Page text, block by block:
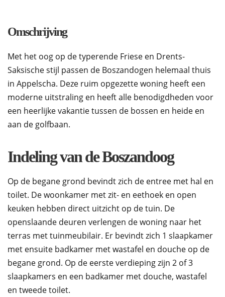
Omschrijving
Met het oog op de typerende Friese en Drents-
Saksische stijl passen de Boszandogen helemaal thuis
in Appelscha. Deze ruim opgezette woning heeft een
moderne uitstraling en heeft alle benodigdheden voor
een heerlijke vakantie tussen de bossen en heide en
aan de golfbaan.
Indeling van de Boszandoog
Op de begane grond bevindt zich de entree met hal en
toilet. De woonkamer met zit- en eethoek en open
keuken hebben direct uitzicht op de tuin. De
openslaande deuren verlengen de woning naar het
terras met tuinmeubilair. Er bevindt zich 1 slaapkamer
met ensuite badkamer met wastafel en douche op de
begane grond. Op de eerste verdieping zijn 2 of 3
slaapkamers en een badkamer met douche, wastafel
en tweede toilet.